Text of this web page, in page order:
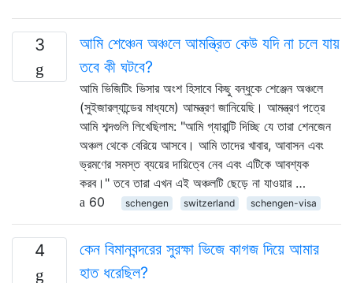
3
আমি শেঞ্চেন অঞ্চলে আমন্ত্রিত কেউ যদি না চলে যায়
তবে কী ঘটবে?
আমি ভিজিটিং ভিসার অংশ হিসাবে কিছু বন্ধুকে শেঞ্জেন অঞ্চলে
(সুইজারল্যান্ডের মাধ্যমে) আমন্ত্রণ জানিয়েছি। আমন্ত্রণ পত্রে
আমি শব্দগুলি লিখেছিলাম: "আমি গ্যারান্টি দিচ্ছি যে তারা শেনজেন
অঞ্চল থেকে বেরিয়ে আসবে। আমি তাদের খাবার, আবাসন এবং
ভ্রমণের সমস্ত ব্যয়ের দায়িত্বে নেব এবং এটিকে আবশ্যক
করব।" তবে তারা এখন এই অঞ্চলটি ছেড়ে না যাওয়ার …
60
schengen switzerland schengen-visa
4
কেন বিমানবন্দরের সুরক্ষা ভিজে কাগজ দিয়ে আমার
হাত ধরেছিল?